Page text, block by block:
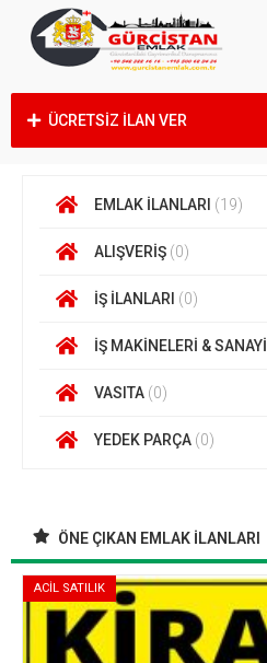
ÜCRETSİZ İLAN VER
EMLAK İLANLARI (19)
ALIŞVERİŞ (0)
İŞ İLANLARI (0)
İŞ MAKİNELERİ & SANAYİ
VASITA (0)
YEDEK PARÇA (0)
ÖNE ÇIKAN EMLAK İLANLARI
ACİL SATILIK